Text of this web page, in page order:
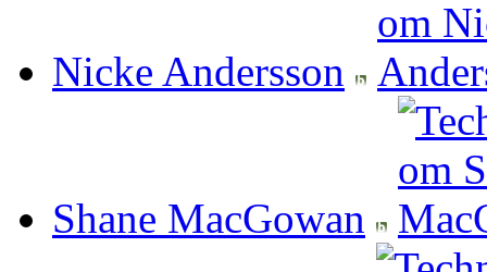
Nicke Andersson
Shane MacGowan